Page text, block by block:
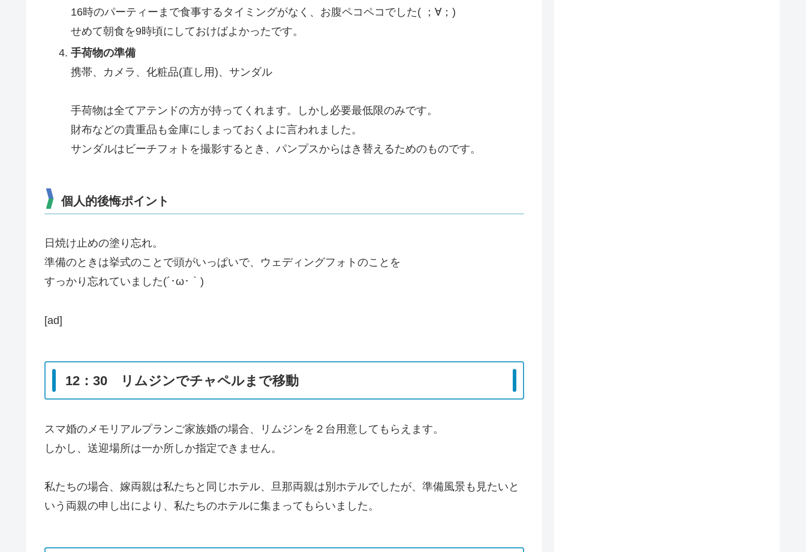
16時のパーティーまで食事するタイミングがなく、お腹ペコペコでした( ；∀；)
せめて朝食を9時頃にしておけばよかったです。
手荷物の準備
携帯、カメラ、化粧品(直し用)、サンダル
手荷物は全てアテンドの方が持ってくれます。しかし必要最低限のみです。
財布などの貴重品も金庫にしまっておくよに言われました。
サンダルはビーチフォトを撮影するとき、パンプスからはき替えるためのものです。
個人的後悔ポイント
日焼け止めの塗り忘れ。
準備のときは挙式のことで頭がいっぱいで、ウェディングフォトのことを
すっかり忘れていました(´･ω･｀)
[ad]
12：30 リムジンでチャペルまで移動
スマ婚のメモリアルプランご家族婚の場合、リムジンを２台用意してもらえます。
しかし、送迎場所は一か所しか指定できません。
私たちの場合、嫁両親は私たちと同じホテル、旦那両親は別ホテルでしたが、準備風景も見たいと
いう両親の申し出により、私たちのホテルに集まってもらいました。